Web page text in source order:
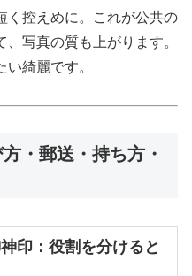
く控えめに。これが公共の
写真の質も上がります。
綺麗です。
・郵送・持ち方・
印：役割を分けると